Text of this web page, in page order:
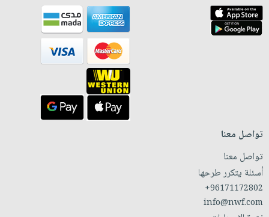
تواصل معنا
تواصل معنا
أسئلة يتكرر طرحها
+96171172802
info@nwf.com